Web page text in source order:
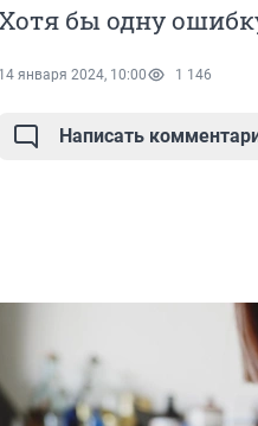
бы одну
14 января 2024, 10:00 1 146
Написать